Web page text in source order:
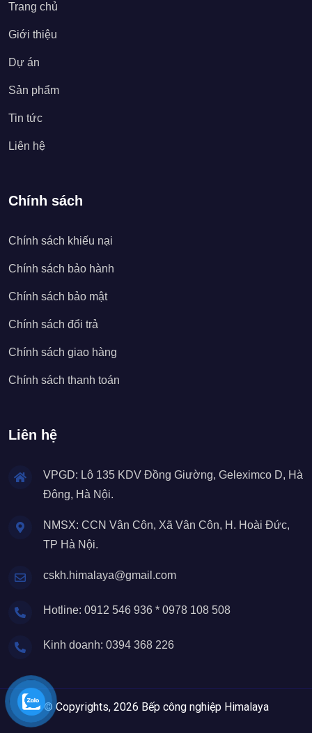
Trang chủ
Giới thiệu
Dự án
Sản phẩm
Tin tức
Liên hệ
Chính sách
Chính sách khiếu nại
Chính sách bảo hành
Chính sách bảo mật
Chính sách đổi trả
Chính sách giao hàng
Chính sách thanh toán
Liên hệ
VPGD: Lô 135 KDV Đồng Giường, Geleximco D, Hà
Đông, Hà Nội.
NMSX: CCN Vân Côn, Xã Vân Côn, H. Hoài Đức,
TP Hà Nội.
cskh.himalaya@gmail.com
Hotline: 0912 546 936 * 0978 108 508
Kinh doanh: 0394 368 226
© Copyrights, 2026 Bếp công nghiệp Himalaya